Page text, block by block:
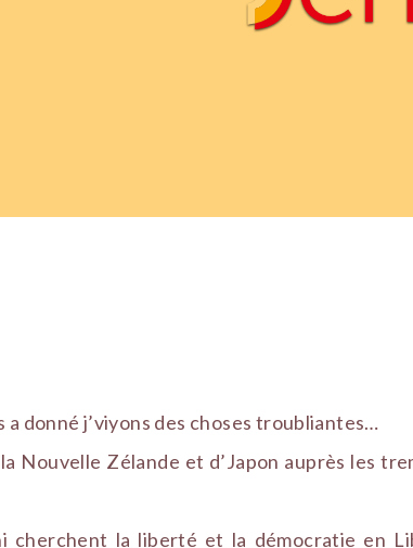
a donné j’viyons des choses troubliantes…
Nouvelle Zélande et d’Japon auprès les
cherchent la liberté et la démocratie en